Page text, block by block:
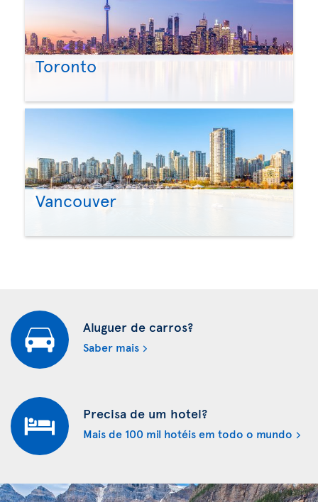
Toronto
Vancouver
Aluguer de carros?
Saber mais
Precisa de um hotel?
Mais de 100 mil hotéis em todo o mundo